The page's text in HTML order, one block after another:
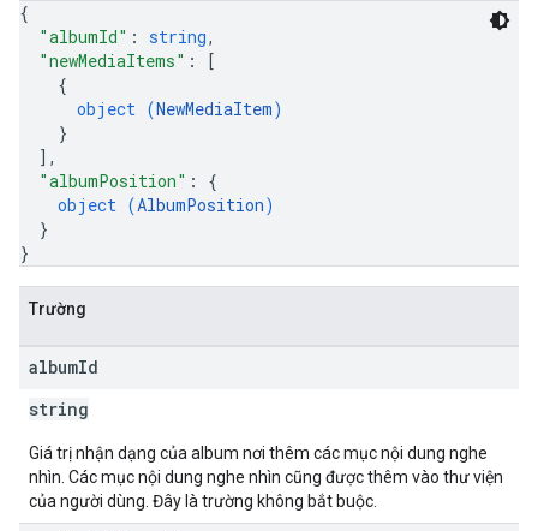
{
"albumId" : string,
"newMediaItems" :
[
{
object (NewMediaItem)
}
] ,
"albumPosition" : {
object (AlbumPosition)
}
}
Trường
albumId
string
Giá trị nhận dạng của album nơi thêm các mục nội dung nghe
nhìn. Các mục nội dung nghe nhìn cũng được thêm vào thư viện
của người dùng. Đây là trường không bắt buộc.